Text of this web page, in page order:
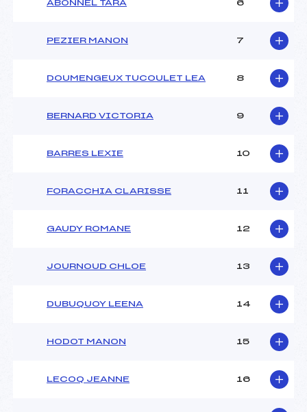
Ouvreurs C :
MANCHE 2
Heure de départ :
10H15
Ouvreurs B :
Ouvreurs D :
Température arrivée :
U16
ABONNEL TARA 6
PEZIER MANON 7
DOUMENGEUX TUCOULET LEA 8
BERNARD VICTORIA 9
BARRES LEXIE 10
FORACCHIA CLARISSE 11
GAUDY ROMANE 12
JOURNOUD CHLOE 13
DUBUQUOY LEENA 14
HODOT MANON 15
LECOQ JEANNE 16